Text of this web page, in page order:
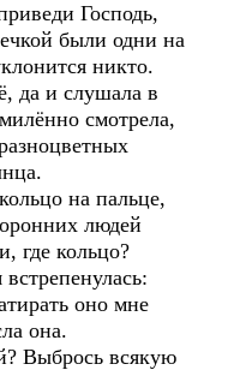
Господь,
были одни на
никто.
да и слушала в
смотрела,
на пальце,
людей
где кольцо?
оно мне
она.
Выбрось всякую